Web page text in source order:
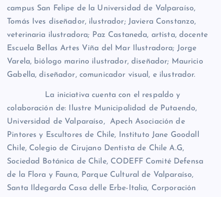
campus San Felipe de la Universidad de Valparaíso,
Tomás Ives diseñador, ilustrador; Javiera Constanzo,
veterinaria ilustradora; Paz Castaneda, artista, docente
Escuela Bellas Artes Viña del Mar Ilustradora; Jorge
Varela, biólogo marino ilustrador, diseñador; Mauricio
Gabella, diseñador, comunicador visual, e ilustrador.
La iniciativa cuenta con el respaldo y
colaboración de: Ilustre Municipalidad de Putaendo,
Universidad de Valparaíso, Apech Asociación de
Pintores y Escultores de Chile, Instituto Jane Goodall
Chile, Colegio de Cirujano Dentista de Chile A.G,
Sociedad Botánica de Chile, CODEFF Comité Defensa
de la Flora y Fauna, Parque Cultural de Valparaíso,
Santa Ildegarda Casa delle Erbe-Italia, Corporación